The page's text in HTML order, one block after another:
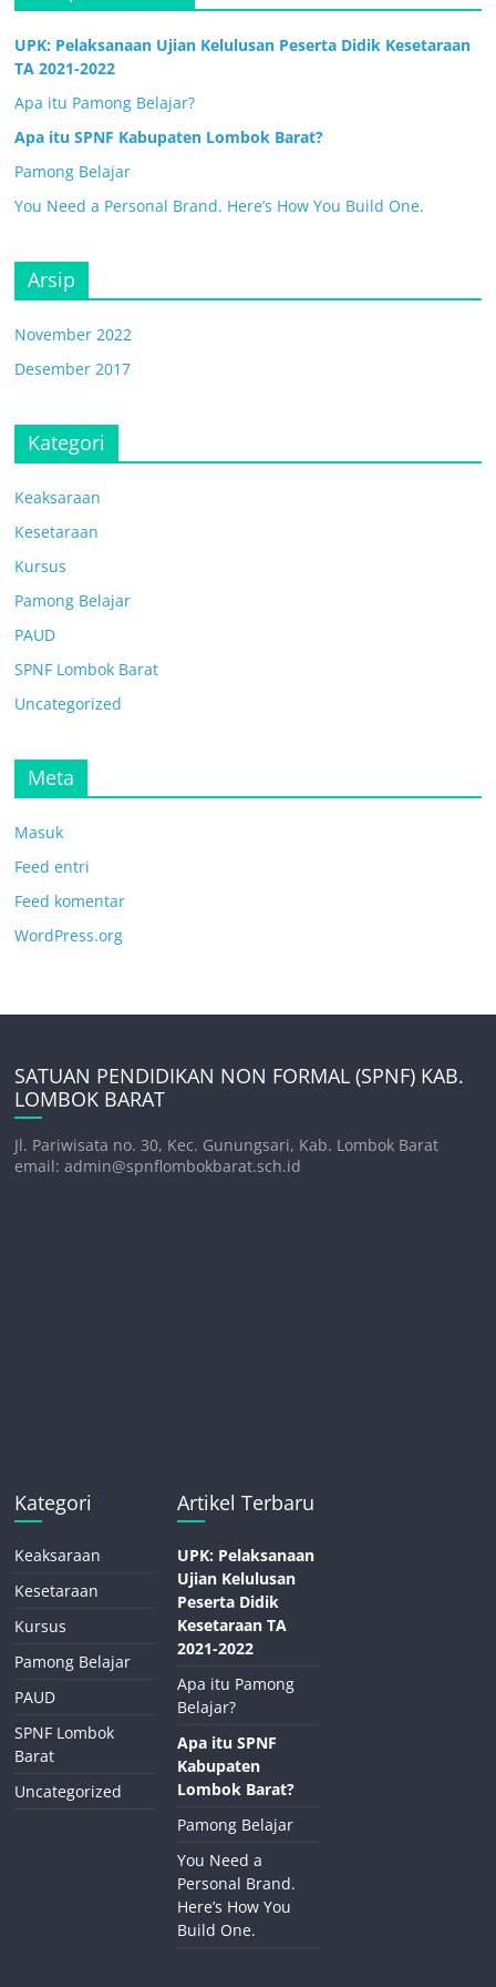
UPK: Pelaksanaan Ujian Kelulusan Peserta Didik Kesetaraan
TA 2021-2022
Apa itu Pamong Belajar?
Apa itu SPNF Kabupaten Lombok Barat?
Pamong Belajar
You Need a Personal Brand. Here’s How You Build One.
Arsip
November 2022
Desember 2017
Kategori
Keaksaraan
Kesetaraan
Kursus
Pamong Belajar
PAUD
SPNF Lombok Barat
Uncategorized
Meta
Masuk
Feed entri
Feed komentar
WordPress.org
SATUAN PENDIDIKAN NON FORMAL (SPNF) KAB.
LOMBOK BARAT
Jl. Pariwisata no. 30, Kec. Gunungsari, Kab. Lombok Barat
email: admin@spnflombokbarat.sch.id
Kategori
Keaksaraan
Kesetaraan
Kursus
Pamong Belajar
PAUD
SPNF Lombok
Barat
Uncategorized
Artikel Terbaru
UPK: Pelaksanaan
Ujian Kelulusan
Peserta Didik
Kesetaraan TA
2021-2022
Apa itu Pamong
Belajar?
Apa itu SPNF
Kabupaten
Lombok Barat?
Pamong Belajar
You Need a
Personal Brand.
Here’s How You
Build One.